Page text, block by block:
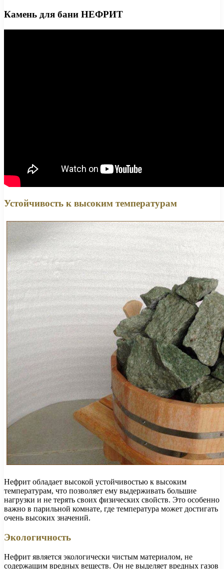
Камень для бани НЕФРИТ
Устойчивость к высоким температурам
Нефрит обладает высокой устойчивостью к высоким
температурам, что позволяет ему выдерживать большие
нагрузки и не терять своих физических свойств. Это особенно
важно в парильной комнате, где температура может достигать
очень высоких значений.
Экологичность
Нефрит является экологически чистым материалом, не
содержащим вредных веществ. Он не выделяет вредных газов